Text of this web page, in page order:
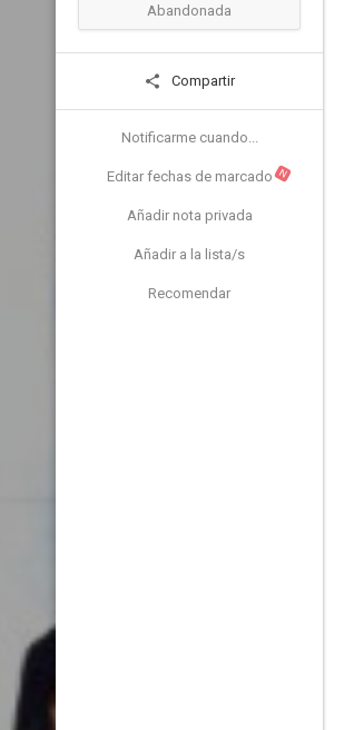
Abandonada
Compartir
Notificarme cuando...
Editar fechas de marcado N
Añadir nota privada
Añadir a la lista/s
Recomendar